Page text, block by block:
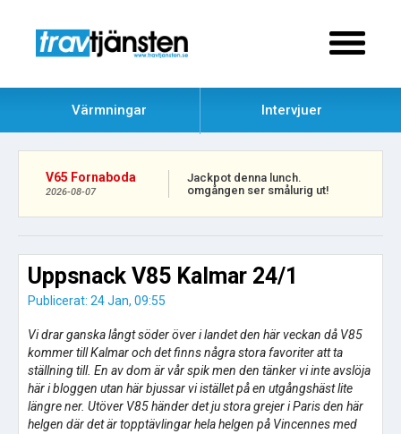
Värmningar Intervjuer
V65 Fornaboda
2026-08-07
Jackpot denna lunch.
omgången ser smålurig ut!
Uppsnack V85 Kalmar 24/1
Publicerat: 24 Jan, 09:55
Vi drar ganska långt söder över i landet den här veckan då V85
kommer till Kalmar och det finns några stora favoriter att ta
ställning till. En av dom är vår spik men den tänker vi inte avslöja
här i bloggen utan här bjussar vi istället på en utgångshäst lite
längre ner. Utöver V85 händer det ju stora grejer i Paris den här
helgen där det är topptävlingar hela helgen på Vincennes med